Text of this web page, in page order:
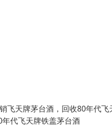
飞天牌茅台酒，回收80年代飞
代飞天牌铁盖茅台酒